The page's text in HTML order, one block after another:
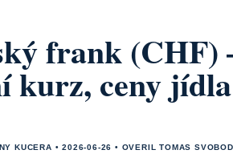
frank (CHF)
kurz, ceny
KUCERA • 2026-06-26 • OVERIL TOMAS